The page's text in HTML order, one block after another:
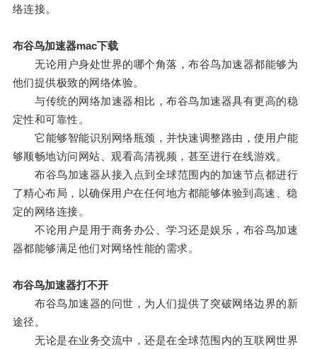
络连接。
布谷鸟加速器mac下载
无论用户身处世界的哪个角落，布谷鸟加速器都能够为
他们提供极致的网络体验。
与传统的网络加速器相比，布谷鸟加速器具有更高的稳
定性和可靠性。
它能够智能识别网络瓶颈，并快速调整路由，使用户能
够顺畅地访问网站、观看高清视频，甚至进行在线游戏。
布谷鸟加速器从接入点到全球范围内的加速节点都进行
了精心布局，以确保用户在任何地方都能够体验到高速、稳
定的网络连接。
不论用户是用于商务办公、学习还是娱乐，布谷鸟加速
器都能够满足他们对网络性能的需求。
布谷鸟加速器打不开
布谷鸟加速器的问世，为人们提供了突破网络边界的新
途径。
无论是在业务交流中，还是在全球范围内的互联网世界